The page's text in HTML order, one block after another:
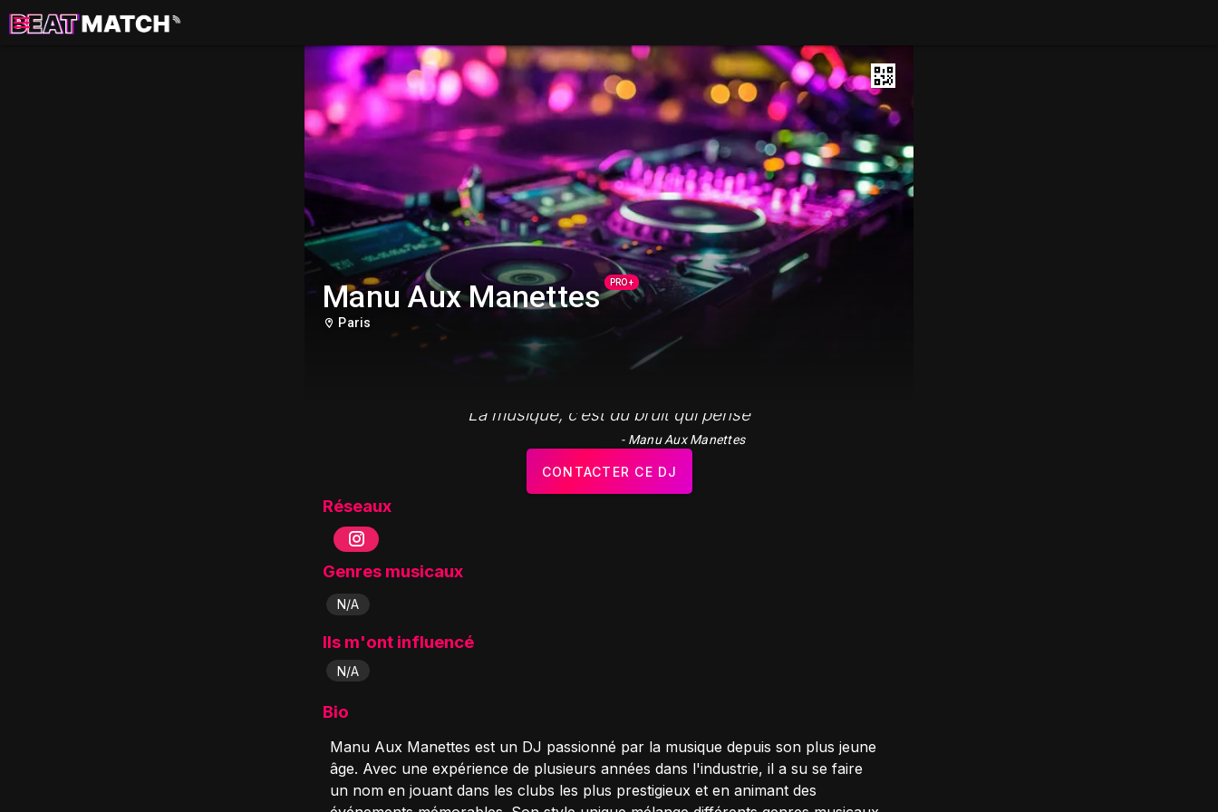
Manu Aux Manettes PRO +
Paris
"La musique, c’est du bruit qui pense"
- Manu Aux Manettes
CONTACTER CE DJ
Réseaux
Genres musicaux
N/A
Ils m'ont influencé
N/A
Bio
Manu Aux Manettes est un DJ passionné par la musique depuis son plus jeune
âge. Avec une expérience de plusieurs années dans l'industrie, il a su se faire
un nom en jouant dans les clubs les plus prestigieux et en animant des